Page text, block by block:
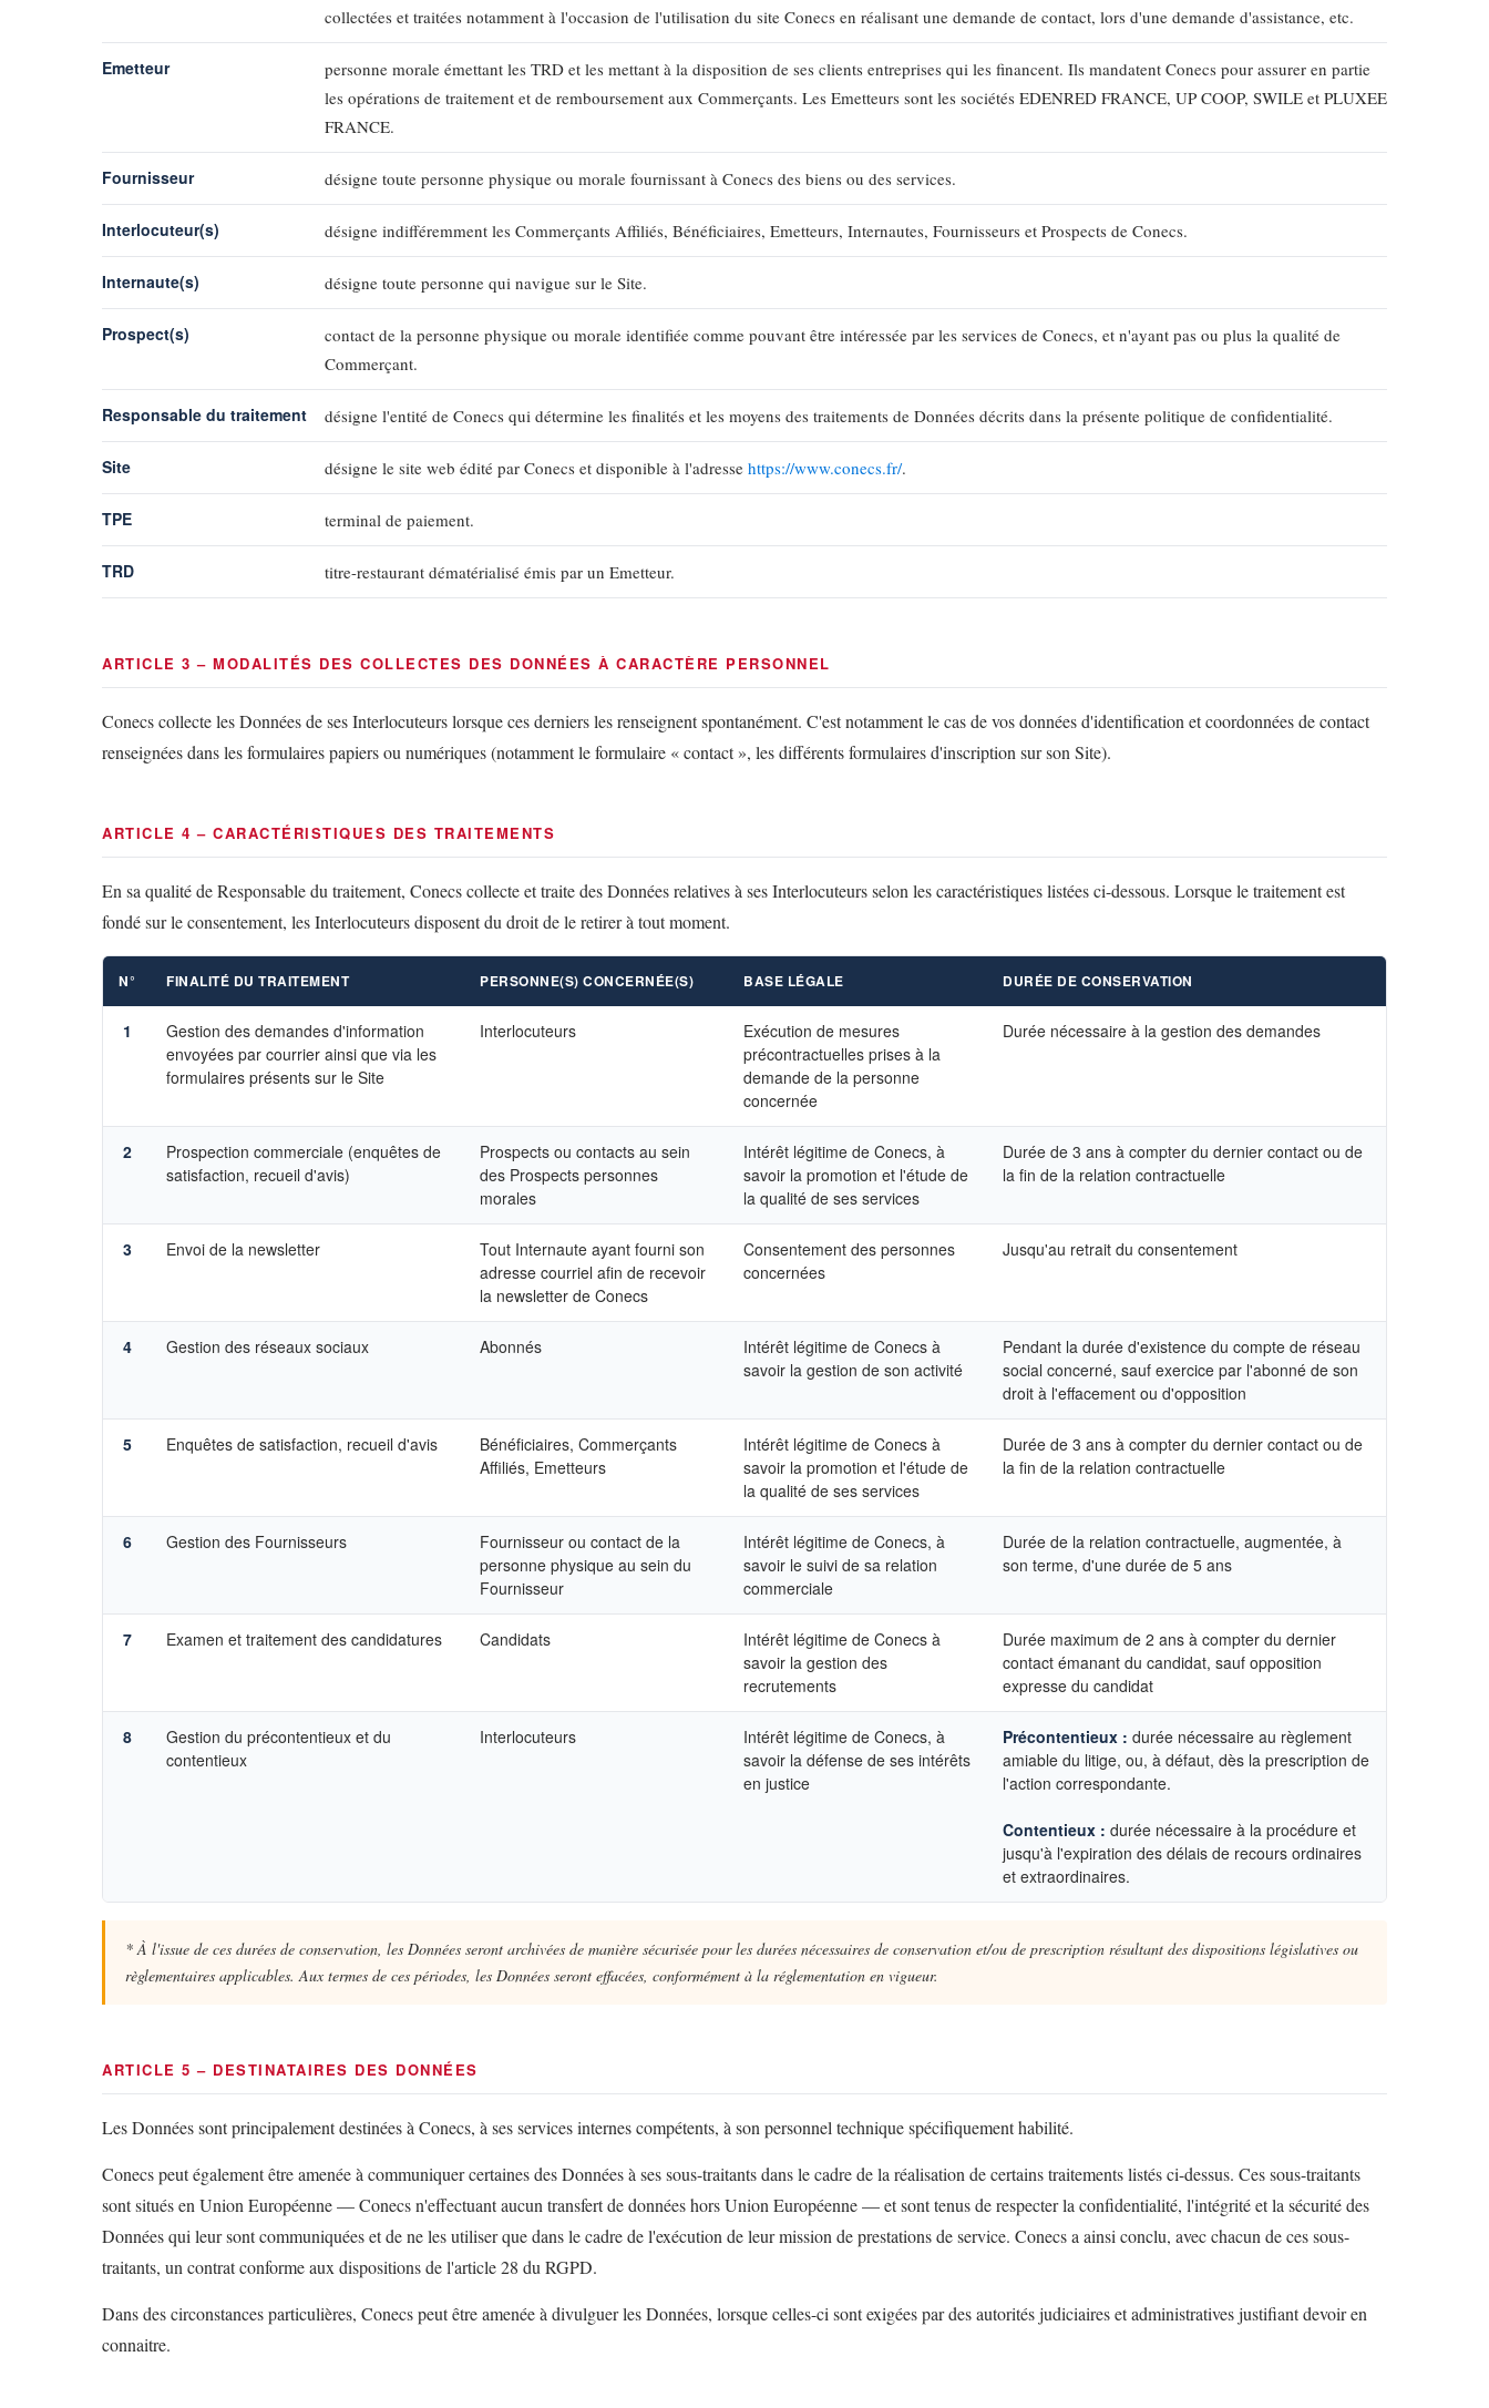
collectées et traitées notamment à l'occasion de l'utilisation du site Conecs en réalisant une demande de contact, lors d'une demande d'assistance, etc.
Emetteur
personne morale émettant les TRD et les mettant à la disposition de ses clients entreprises qui les financent. Ils mandatent Conecs pour assurer en partie
les opérations de traitement et de remboursement aux Commerçants. Les Emetteurs sont les sociétés EDENRED FRANCE, UP COOP, SWILE et PLUXEE
FRANCE.
Fournisseur désigne toute personne physique ou morale fournissant à Conecs des biens ou des services.
Interlocuteur(s) désigne indifféremment les Commerçants Affiliés, Bénéficiaires, Emetteurs, Internautes, Fournisseurs et Prospects de Conecs.
Internaute(s) désigne toute personne qui navigue sur le Site.
Prospect(s)
contact de la personne physique ou morale identifiée comme pouvant être intéressée par les services de Conecs, et n'ayant pas ou plus la qualité de
Commerçant.
Responsable du traitement désigne l'entité de Conecs qui détermine les finalités et les moyens des traitements de Données décrits dans la présente politique de confidentialité.
Site désigne le site web édité par Conecs et disponible à l'adresse https://www.conecs.fr/.
TPE terminal de paiement.
TRD titre-restaurant dématérialisé émis par un Emetteur.
ARTICLE 3 – MODALITÉS DES COLLECTES DES DONNÉES À CARACTÈRE PERSONNEL
Conecs collecte les Données de ses Interlocuteurs lorsque ces derniers les renseignent spontanément. C'est notamment le cas de vos données d'identification et coordonnées de contact
renseignées dans les formulaires papiers ou numériques (notamment le formulaire « contact », les différents formulaires d'inscription sur son Site).
ARTICLE 4 – CARACTÉRISTIQUES DES TRAITEMENTS
En sa qualité de Responsable du traitement, Conecs collecte et traite des Données relatives à ses Interlocuteurs selon les caractéristiques listées ci-dessous. Lorsque le traitement est
fondé sur le consentement, les Interlocuteurs disposent du droit de le retirer à tout moment.
N° FINALITÉ DU TRAITEMENT PERSONNE(S) CONCERNÉE(S) BASE LÉGALE DURÉE DE CONSERVATION
1
Gestion des demandes d'information
envoyées par courrier ainsi que via les
formulaires présents sur le Site
Interlocuteurs
Exécution de mesures
précontractuelles prises à la
demande de la personne
concernée
Durée nécessaire à la gestion des demandes
2
Prospection commerciale (enquêtes de
satisfaction, recueil d'avis)
Prospects ou contacts au sein
des Prospects personnes
morales
Intérêt légitime de Conecs, à
savoir la promotion et l'étude de
la qualité de ses services
Durée de 3 ans à compter du dernier contact ou de
la fin de la relation contractuelle
3 Envoi de la newsletter
Tout Internaute ayant fourni son
adresse courriel afin de recevoir
la newsletter de Conecs
Consentement des personnes
concernées
Jusqu'au retrait du consentement
4 Gestion des réseaux sociaux Abonnés
Intérêt légitime de Conecs à
savoir la gestion de son activité
Pendant la durée d'existence du compte de réseau
social concerné, sauf exercice par l'abonné de son
droit à l'effacement ou d'opposition
5 Enquêtes de satisfaction, recueil d'avis
Bénéficiaires, Commerçants
Affiliés, Emetteurs
Intérêt légitime de Conecs à
savoir la promotion et l'étude de
la qualité de ses services
Durée de 3 ans à compter du dernier contact ou de
la fin de la relation contractuelle
6 Gestion des Fournisseurs
Fournisseur ou contact de la
personne physique au sein du
Fournisseur
Intérêt légitime de Conecs, à
savoir le suivi de sa relation
commerciale
Durée de la relation contractuelle, augmentée, à
son terme, d'une durée de 5 ans
7 Examen et traitement des candidatures Candidats
Intérêt légitime de Conecs à
savoir la gestion des
recrutements
Durée maximum de 2 ans à compter du dernier
contact émanant du candidat, sauf opposition
expresse du candidat
8
Gestion du précontentieux et du
contentieux
Interlocuteurs
Intérêt légitime de Conecs, à
savoir la défense de ses intérêts
en justice
Précontentieux : durée nécessaire au règlement
amiable du litige, ou, à défaut, dès la prescription de
l'action correspondante.
Contentieux : durée nécessaire à la procédure et
jusqu'à l'expiration des délais de recours ordinaires
et extraordinaires.
* À l'issue de ces durées de conservation, les Données seront archivées de manière sécurisée pour les durées nécessaires de conservation et/ou de prescription résultant des dispositions législatives ou
règlementaires applicables. Aux termes de ces périodes, les Données seront effacées, conformément à la réglementation en vigueur.
ARTICLE 5 – DESTINATAIRES DES DONNÉES
Les Données sont principalement destinées à Conecs, à ses services internes compétents, à son personnel technique spécifiquement habilité.
Conecs peut également être amenée à communiquer certaines des Données à ses sous-traitants dans le cadre de la réalisation de certains traitements listés ci-dessus. Ces sous-traitants
sont situés en Union Européenne — Conecs n'effectuant aucun transfert de données hors Union Européenne — et sont tenus de respecter la confidentialité, l'intégrité et la sécurité des
Données qui leur sont communiquées et de ne les utiliser que dans le cadre de l'exécution de leur mission de prestations de service. Conecs a ainsi conclu, avec chacun de ces sous-
traitants, un contrat conforme aux dispositions de l'article 28 du RGPD.
Dans des circonstances particulières, Conecs peut être amenée à divulguer les Données, lorsque celles-ci sont exigées par des autorités judiciaires et administratives justifiant devoir en
connaitre.